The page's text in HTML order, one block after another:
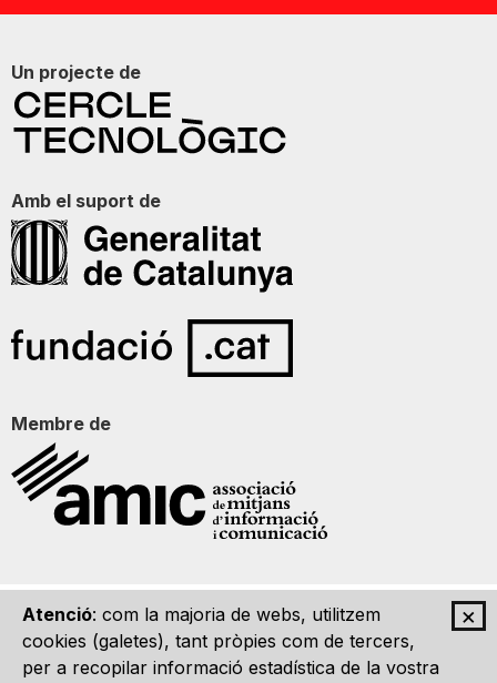
×
Atenció: com la majoria de webs, utilitzem
cookies (galetes), tant pròpies com de tercers,
per a recopilar informació estadística de la vostra
Un projecte de
Amb el suport de
Membre de
Qui som Contacte Imatge Gràfica Avís legal